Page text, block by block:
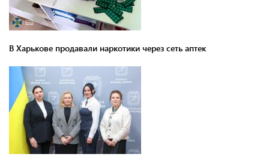
В Харькове продавали наркотики через сеть аптек